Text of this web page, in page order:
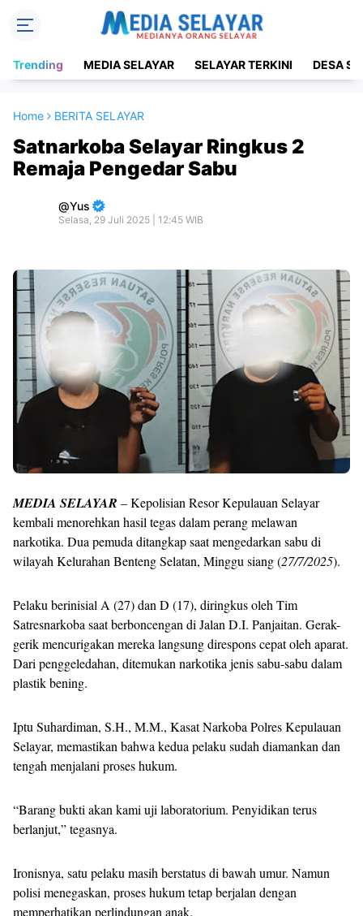
Trending MEDIA SELAYAR SELAYAR TERKINI DESA
Home BERITA SELAYAR
Satnarkoba Selayar Ringkus 2
Remaja Pengedar Sabu
Yus
Selasa, 29 Juli 2025 | 12:45 WIB
MEDIA SELAYAR – Kepolisian Resor Kepulauan Selayar
kembali menorehkan hasil tegas dalam perang melawan
narkotika. Dua pemuda ditangkap saat mengedarkan sabu di
wilayah Kelurahan Benteng Selatan, Minggu siang (27/7/2025).
Pelaku berinisial A (27) dan D (17), diringkus oleh Tim
Satresnarkoba saat berboncengan di Jalan D.I. Panjaitan. Gerak-
gerik mencurigakan mereka langsung direspons cepat oleh aparat.
Dari penggeledahan, ditemukan narkotika jenis sabu-sabu dalam
plastik bening.
Iptu Suhardiman, S.H., M.M., Kasat Narkoba Polres Kepulauan
Selayar, memastikan bahwa kedua pelaku sudah diamankan dan
tengah menjalani proses hukum.
“Barang bukti akan kami uji laboratorium. Penyidikan terus
berlanjut,” tegasnya.
Ironisnya, satu pelaku masih berstatus di bawah umur. Namun
polisi menegaskan, proses hukum tetap berjalan dengan
memperhatikan perlindungan anak.